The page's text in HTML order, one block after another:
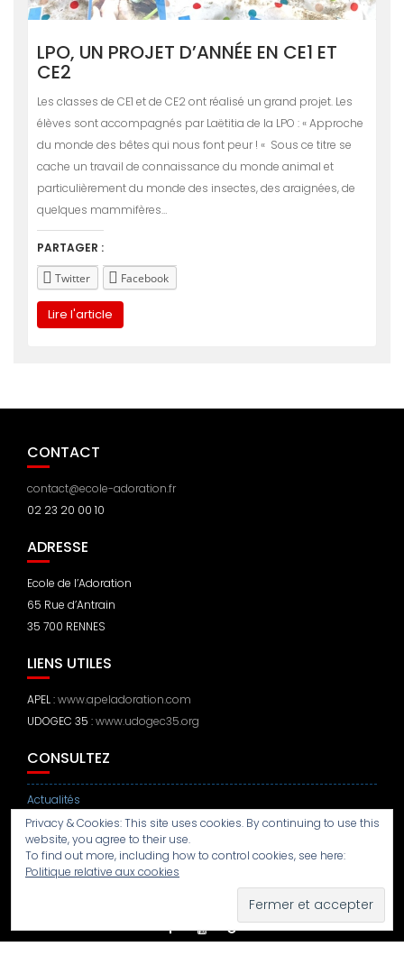
LPO, UN PROJET D’ANNÉE EN CE1 ET
CE2
Les classes de CE1 et de CE2 ont réalisé un grand projet. Les
élèves sont accompagnés par Laëtitia de la LPO : « Approche
du monde des bêtes qui nous font peur ! « Sous ce titre se
cache un travail de connaissance du monde animal et
particulièrement du monde des insectes, des araignées, de
quelques mammifères…
PARTAGER :
Twitter
Facebook
Lire l'article
CONTACT
contact@ecole-adoration.fr
02 23 20 00 10
ADRESSE
Ecole de l’Adoration
65 Rue d’Antrain
35 700 RENNES
LIENS UTILES
APEL :www.apeladoration.com
UDOGEC 35 :www.udogec35.org
CONSULTEZ
Actualités
Mentions légales
Politique de confidentialité
Privacy & Cookies: This site uses cookies. By continuing to use this
website, you agree to their use.
To find out more, including how to control cookies, see here:
Politique relative aux cookies